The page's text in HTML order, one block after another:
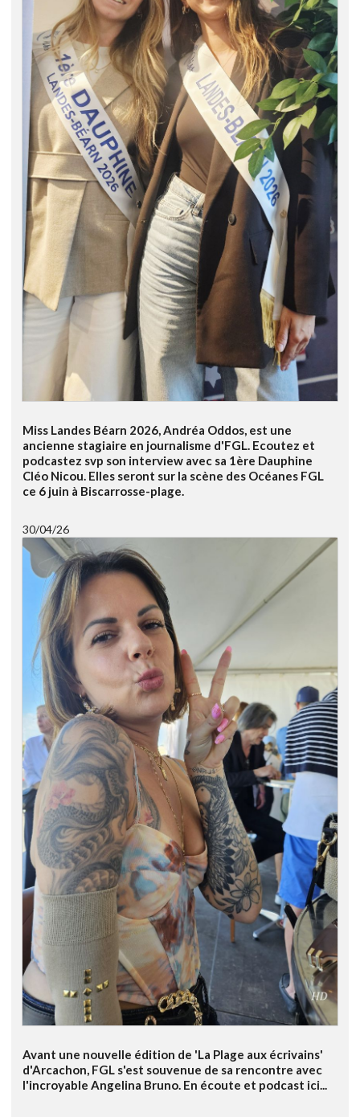
Miss Landes Béarn 2026, Andréa Oddos, est une
ancienne stagiaire en journalisme d'FGL. Ecoutez et
podcastez svp son interview avec sa 1ère Dauphine
Cléo Nicou. Elles seront sur la scène des Océanes FGL
ce 6 juin à Biscarrosse-plage.
30/04/26
Avant une nouvelle édition de 'La Plage aux écrivains'
d'Arcachon, FGL s'est souvenue de sa rencontre avec
l'incroyable Angelina Bruno. En écoute et podcast ici...